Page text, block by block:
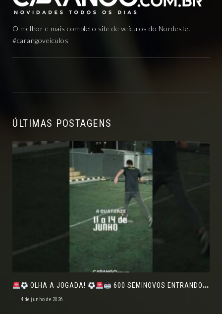
O melhor e mais completo site de veículos do Nordeste.
#carangoveículos
ÚLTIMAS POSTAGENS
OLHA A JOGADA! 600 SEMINOVOS ENTRANDO EM CAMPO NO FEIRÃO DE VERDADE!
4 de junho de 2026